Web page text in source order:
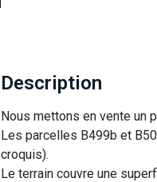
Description
Nous mettons en vente un
Les parcelles B499b et
croquis).
Le terrain couvre une